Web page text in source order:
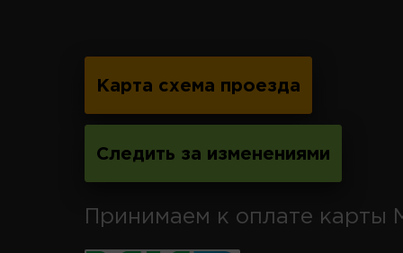
Карта схема проезда
Следить за изменениями
Принимаем к оплате карты